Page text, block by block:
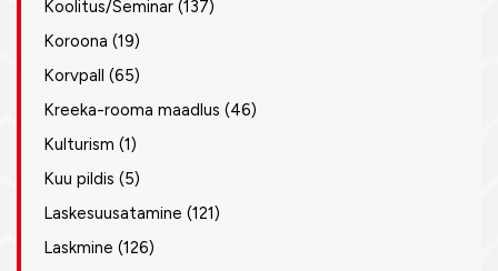
Koolitus/Seminar (137)
Koroona (19)
Korvpall (65)
Kreeka-rooma maadlus (46)
Kulturism (1)
Kuu pildis (5)
Laskesuusatamine (121)
Laskmine (126)